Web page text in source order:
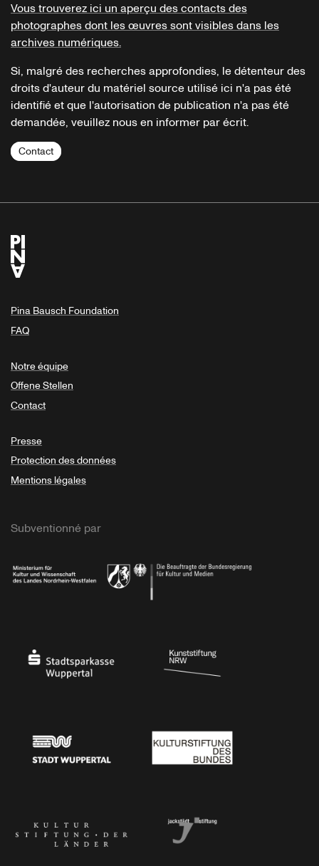
Vous trouverez ici un aperçu des contacts des
photographes dont les œuvres sont visibles dans les
archives numériques.
Si, malgré des recherches approfondies, le détenteur des
droits d'auteur du matériel source utilisé ici n'a pas été
identifié et que l'autorisation de publication n'a pas été
demandée, veuillez nous en informer par écrit.
Contact
Pina Bausch Foundation
FAQ
Notre équipe
Offene Stellen
Contact
Presse
Protection des données
Mentions légales
Subventionné par